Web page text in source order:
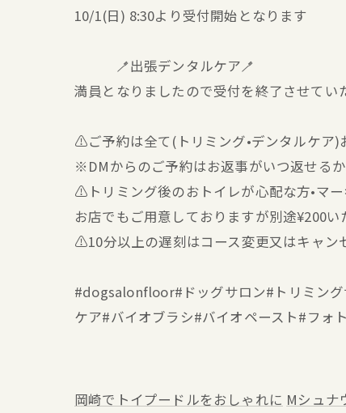
10/1(日) 8:30より受付開始となります
🪥出張デンタルケア🪥
満員となりましたので受付を終了させてい
⚠️ご予約は全て(トリミング•デンタルケア)
※DMからのご予約はお返事がいつ返せる
⚠️トリミング後のおトイレが心配な方•マ
お店でもご用意しておりますが別途¥200い
⚠️10分以上の遅刻はコース変更又はキャン
#dogsalonfloor#ドッグサロン#トリミン
ケア#バイオブラシ#バイオペースト#フォ
岡崎でトイプードルをおしゃれに Mシュナ